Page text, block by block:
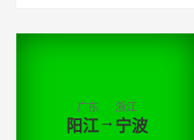
广东
阳江→
浙江
宁波